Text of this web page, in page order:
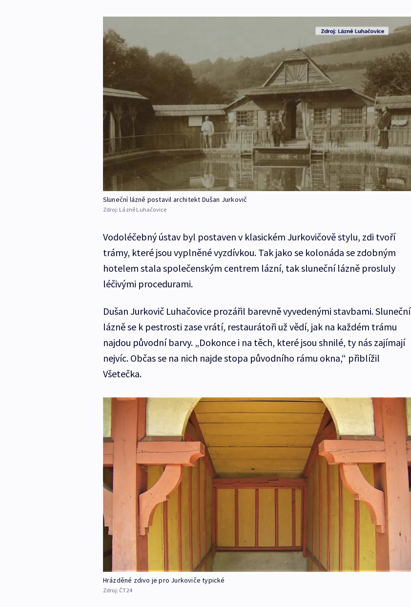
Sluneční lázně postavil architekt Dušan Jurkovič
Zdroj: Lázně Luhačovice
Vodoléčebný ústav byl postaven v klasickém Jurkovičově stylu, zdi tvoří
trámy, které jsou vyplněné vyzdívkou. Tak jako se kolonáda se zdobným
hotelem stala společenským centrem lázní, tak sluneční lázně prosluly
léčivými procedurami.
Dušan Jurkovič Luhačovice prozářil barevně vyvedenými stavbami. Sluneční
lázně se k pestrosti zase vrátí, restaurátoři už vědí, jak na každém trámu
najdou původní barvy. „Dokonce i na těch, které jsou shnilé, ty nás zajímají
nejvíc. Občas se na nich najde stopa původního rámu okna,“ přiblížil
Všetečka.
Hrázděné zdivo je pro Jurkoviče typické
Zdroj: ČT24